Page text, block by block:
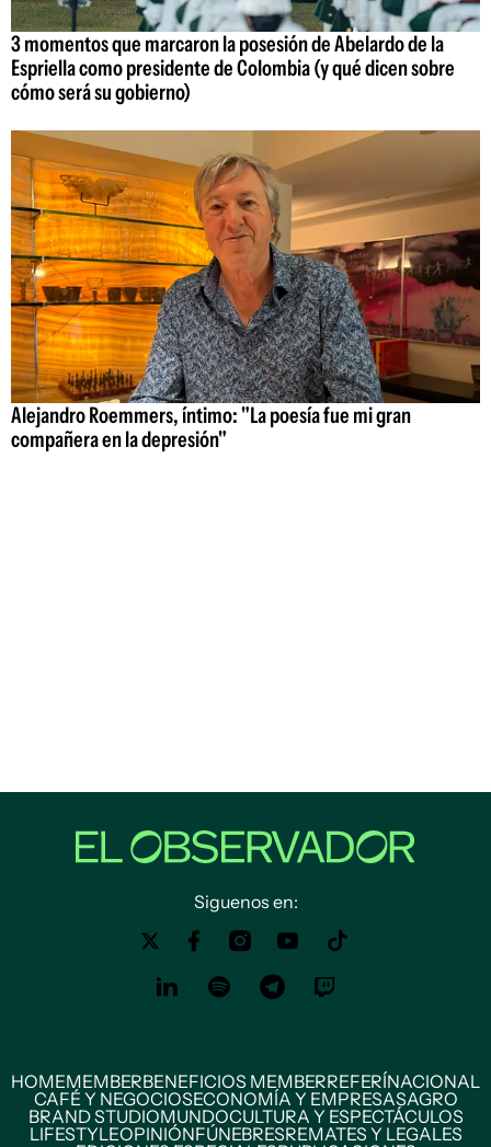
3 momentos que marcaron la posesión de Abelardo de la
Espriella como presidente de Colombia (y qué dicen sobre
cómo será su gobierno)
Alejandro Roemmers, íntimo: "La poesía fue mi gran
compañera en la depresión"
Siguenos en:
HOMEMEMBERBENEFICIOS MEMBERREFERÍNACIONAL
CAFÉ Y NEGOCIOSECONOMÍA Y EMPRESASAGRO
BRAND STUDIOMUNDOCULTURA Y ESPECTÁCULOS
LIFESTYLEOPINIÓNFÚNEBRESREMATES Y LEGALES